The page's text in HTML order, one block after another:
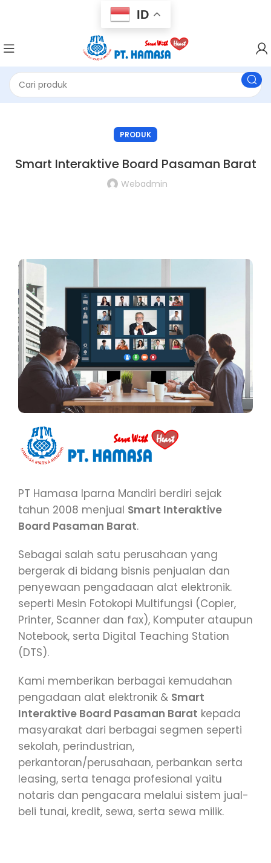
ID
PRODUK
Smart Interaktive Board Pasaman Barat
Webadmin
PT Hamasa Iparna Mandiri berdiri sejak
tahun 2008 menjual Smart Interaktive
Board Pasaman Barat.
Sebagai salah satu perusahaan yang
bergerak di bidang bisnis penjualan dan
penyewaan pengadaaan alat elektronik.
seperti Mesin Fotokopi Multifungsi (Copier,
Printer, Scanner dan fax), Komputer ataupun
Notebook, serta Digital Teaching Station
(DTS).
Kami memberikan berbagai kemudahan
pengadaan alat elektronik & Smart
Interaktive Board Pasaman Barat kepada
masyarakat dari berbagai segmen seperti
sekolah, perindustrian,
perkantoran/perusahaan, perbankan serta
leasing, serta tenaga profesional yaitu
notaris dan pengacara melalui sistem jual-
beli tunai, kredit, sewa, serta sewa milik.